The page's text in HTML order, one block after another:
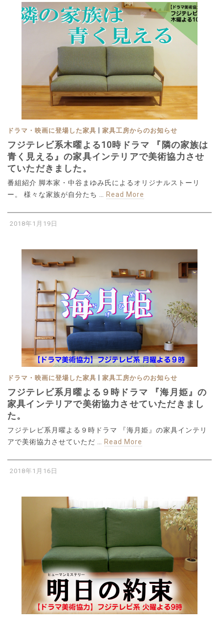
ドラマ・映画に登場した家具 家具工房からのお知らせ
フジテレビ系木曜よる10時ドラマ 『隣の家族は
青く見える』の家具インテリアで美術協力させ
ていただきました。
番組紹介 脚本家・中谷まゆみ氏によるオリジナルストーリ
ー。 様々な家族が自分たち …
Read More
2018年1月19日
ドラマ・映画に登場した家具 家具工房からのお知らせ
フジテレビ系月曜よる９時ドラマ 『海月姫』の
家具インテリアで美術協力させていただきまし
た。
フジテレビ系月曜よる９時ドラマ 『海月姫』の家具インテリ
アで美術協力させていただ …
Read More
2018年1月16日